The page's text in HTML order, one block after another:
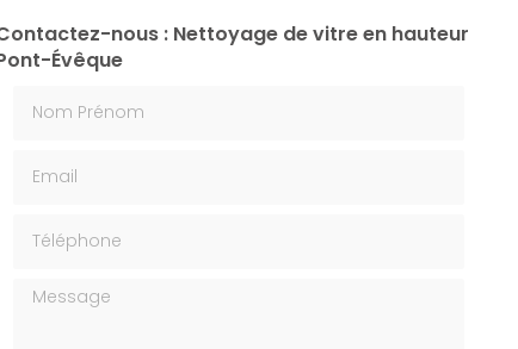
nous : Nettoyage de vitre en hauteur
Évêque
Message